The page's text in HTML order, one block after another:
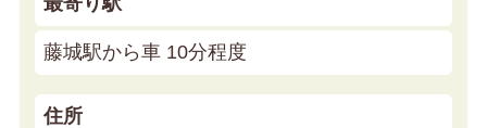
藤城駅から車 10分程度
住所